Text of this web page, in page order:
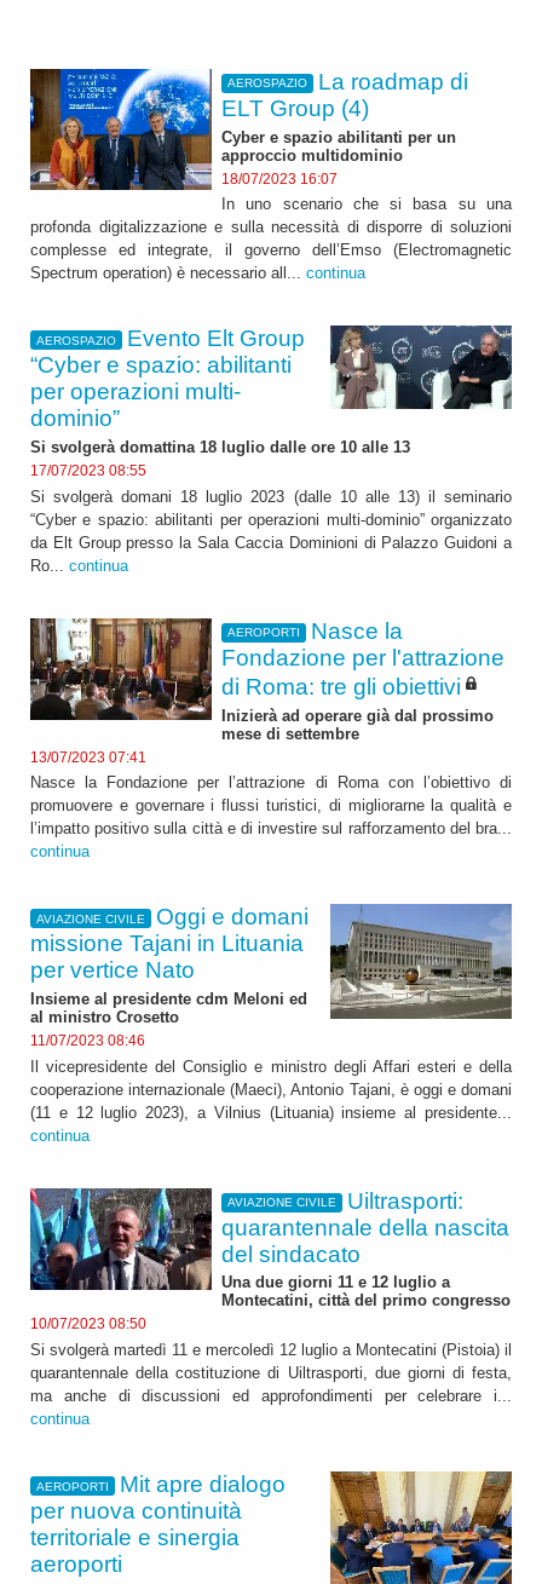
AEROSPAZIO
La roadmap di
ELT Group (4)
Cyber e spazio abilitanti per un
approccio multidominio
18/07/2023 16:07
In uno scenario che si basa su una
profonda digitalizzazione e sulla necessità di disporre di soluzioni
complesse ed integrate, il governo dell’Emso (Electromagnetic
Spectrum operation) è necessario all... continua
AEROSPAZIO
Evento Elt Group
“Cyber e spazio: abilitanti
per operazioni multi-
dominio”
Si svolgerà domattina 18 luglio dalle ore 10 alle 13
17/07/2023 08:55
Si svolgerà domani 18 luglio 2023 (dalle 10 alle 13) il seminario
“Cyber e spazio: abilitanti per operazioni multi-dominio” organizzato
da Elt Group presso la Sala Caccia Dominioni di Palazzo Guidoni a
Ro... continua
AEROPORTI
Nasce la
Fondazione per l'attrazione
di Roma: tre gli obiettivi
Inizierà ad operare già dal prossimo
mese di settembre
13/07/2023 07:41
Nasce la Fondazione per l’attrazione di Roma con l’obiettivo di
promuovere e governare i flussi turistici, di migliorarne la qualità e
l’impatto positivo sulla città e di investire sul rafforzamento del bra...
continua
AVIAZIONE CIVILE
Oggi e domani
missione Tajani in Lituania
per vertice Nato
Insieme al presidente cdm Meloni ed
al ministro Crosetto
11/07/2023 08:46
Il vicepresidente del Consiglio e ministro degli Affari esteri e della
cooperazione internazionale (Maeci), Antonio Tajani, è oggi e domani
(11 e 12 luglio 2023), a Vilnius (Lituania) insieme al presidente...
continua
AVIAZIONE CIVILE
Uiltrasporti:
quarantennale della nascita
del sindacato
Una due giorni 11 e 12 luglio a
Montecatini, città del primo congresso
10/07/2023 08:50
Si svolgerà martedì 11 e mercoledì 12 luglio a Montecatini (Pistoia) il
quarantennale della costituzione di Uiltrasporti, due giorni di festa,
ma anche di discussioni ed approfondimenti per celebrare i...
continua
AEROPORTI
Mit apre dialogo
per nuova continuità
territoriale e sinergia
aeroporti